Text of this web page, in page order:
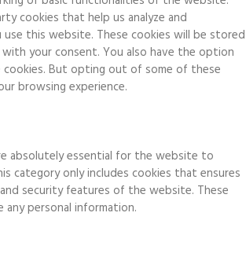
cookies that help us analyze and
this website. These cookies will be stored
your consent. You also have the option
But opting out of some of these
browsing experience.
absolutely essential for the website to
category only includes cookies that ensures
security features of the website. These
personal information.